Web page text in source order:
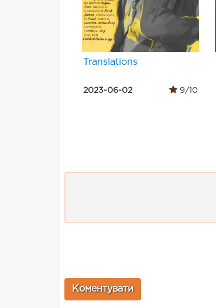
Translations
2023-06-02 9/10